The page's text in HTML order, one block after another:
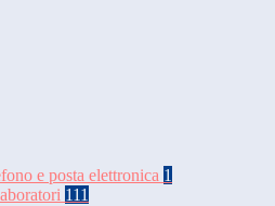
e posta elettronica 1
111